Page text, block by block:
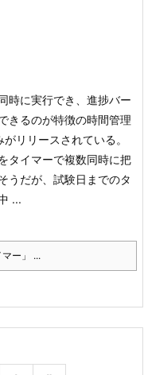
時に実行でき、進捗バー
きるのが特徴の時間管理
リリースされている。
タイマーで複数同時に把
うだが、試験日までのタ
...
ー」 ...